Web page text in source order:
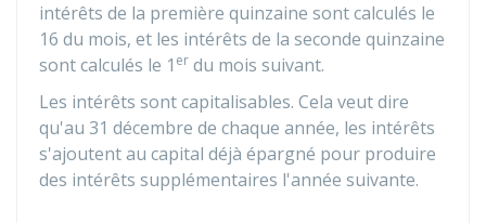
intérêts de la première quinzaine sont calculés le
16 du mois, et les intérêts de la seconde quinzaine
sont calculés le 1 er du mois suivant.
Les intérêts sont capitalisables. Cela veut dire
qu'au 31 décembre de chaque année, les intérêts
s'ajoutent au capital déjà épargné pour produire
des intérêts supplémentaires l'année suivante.